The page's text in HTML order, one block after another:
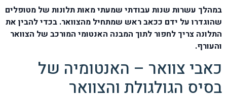
במהלך עשרות שנות עבודתי שמעתי מאות תלונות של מטופלים
שהוגדרו על ידם ככאב ראש שמתחיל מהצוואר. בכדי להבין את
התלונה צריך לחפור לתוך המבנה האנטומי המורכב של הצוואר
והעורף.
כאבי צוואר – האנטומיה של
בסיס הגולגולת והצוואר